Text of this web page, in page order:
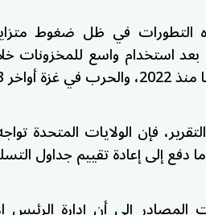
التطورات في ظل ضغوط
بعد استخدام واسع للمخزونات
أشارت إليه المصادر.
فإن الولايات المتحدة
دفع إلى إعادة تقييم جداول